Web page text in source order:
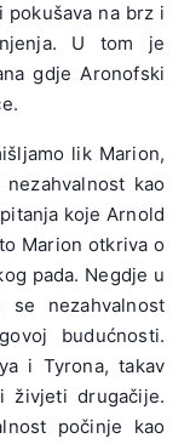
pokušava na brz i
U tom je
gdje Aronofski
lik Marion,
kao
koje Arnold
Marion otkriva o
pada. Negdje u
se nezahvalnost
budućnosti.
i Tyrona, takav
drugačije.
počinje kao